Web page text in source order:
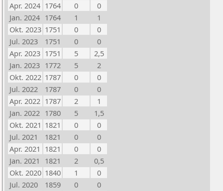
Apr. 2024 1764 0
0
Jan. 2024 1764 1
1
Okt. 2023 1751 0
0
Jul. 2023
1751 0
0
Apr. 2023 1751 5
2,5
Jan. 2023 1772 5
2
Okt. 2022 1787 0
0
Jul. 2022
1787 0
0
Apr. 2022 1787 2
1
Jan. 2022 1780 5
1,5
Okt. 2021 1821 0
0
Jul. 2021
1821 0
0
Apr. 2021 1821 0
0
Jan. 2021
1821 2
0,5
Okt. 2020 1840 1
0
Jul. 2020
1859 0
0